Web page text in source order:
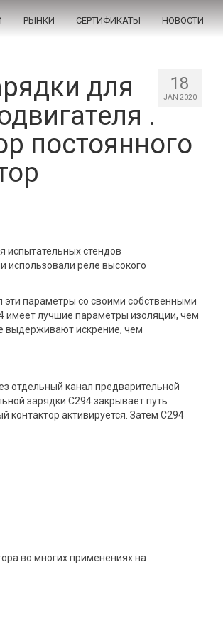
РЫНКИ СЕРТИФИКАТЫ НОВОСТИ
18
JAN 2020
для
.
постоянного
испытательных стендов
использовали реле высокого
эти параметры со своими собственными
имеет лучшие параметры изоляции, чем
выдерживают искрение, чем
отдельный канал предварительной
зарядки C294 закрывает путь
контактор активируется. Затем C294
во многих применениях на